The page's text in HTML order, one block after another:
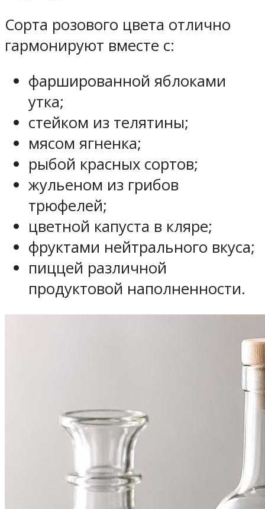
Сорта розового цвета отлично
гармонируют вместе с:
фаршированной яблоками
утка;
стейком из телятины;
мясом ягненка;
рыбой красных сортов;
жульеном из грибов
трюфелей;
цветной капуста в кляре;
фруктами нейтрального вкуса;
пиццей различной
продуктовой наполненности.